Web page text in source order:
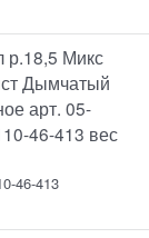
р.18,5 Микс
Дымчатый
арт. 05-
46-413 вес
46-413